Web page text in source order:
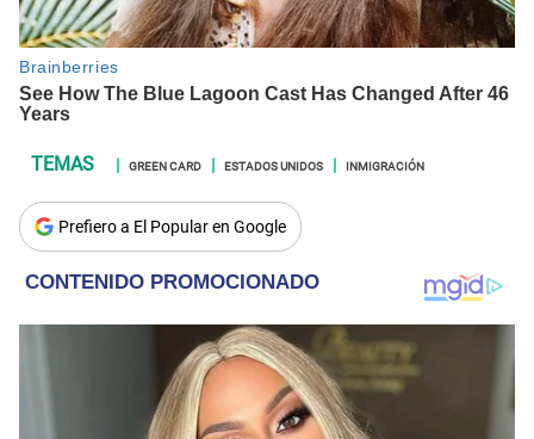
GREEN CARD ESTADOS UNIDOS INMIGRACIÓN
Prefiero a El Popular en Google